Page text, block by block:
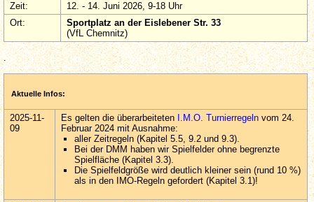
Zeit:
12. - 14. Juni 2026, 9-18 Uhr
Ort:
Sportplatz an der Eislebener Str. 33
(VfL Chemnitz)
.
Aktuelle Infos:
2025-11-
09
Es gelten die überarbeiteten I.M.O. Turnierregeln vom 24.
Februar 2024 mit Ausnahme:
aller Zeitregeln (Kapitel 5.5, 9.2 und 9.3).
Bei der DMM haben wir Spielfelder ohne begrenzte
Spielfläche (Kapitel 3.3).
Die Spielfeldgröße wird deutlich kleiner sein (rund 10 %)
als in den IMO-Regeln gefordert (Kapitel 3.1)!